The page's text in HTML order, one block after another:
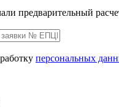
предварительный
персональных